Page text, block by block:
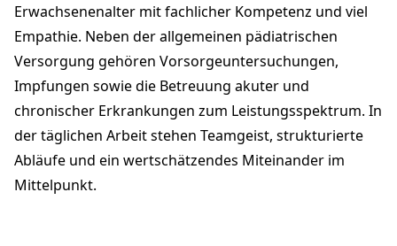
Erwachsenenalter mit fachlicher Kompetenz und viel
Empathie. Neben der allgemeinen pädiatrischen
Versorgung gehören Vorsorgeuntersuchungen,
Impfungen sowie die Betreuung akuter und
chronischer Erkrankungen zum Leistungsspektrum. In
der täglichen Arbeit stehen Teamgeist, strukturierte
Abläufe und ein wertschätzendes Miteinander im
Mittelpunkt.